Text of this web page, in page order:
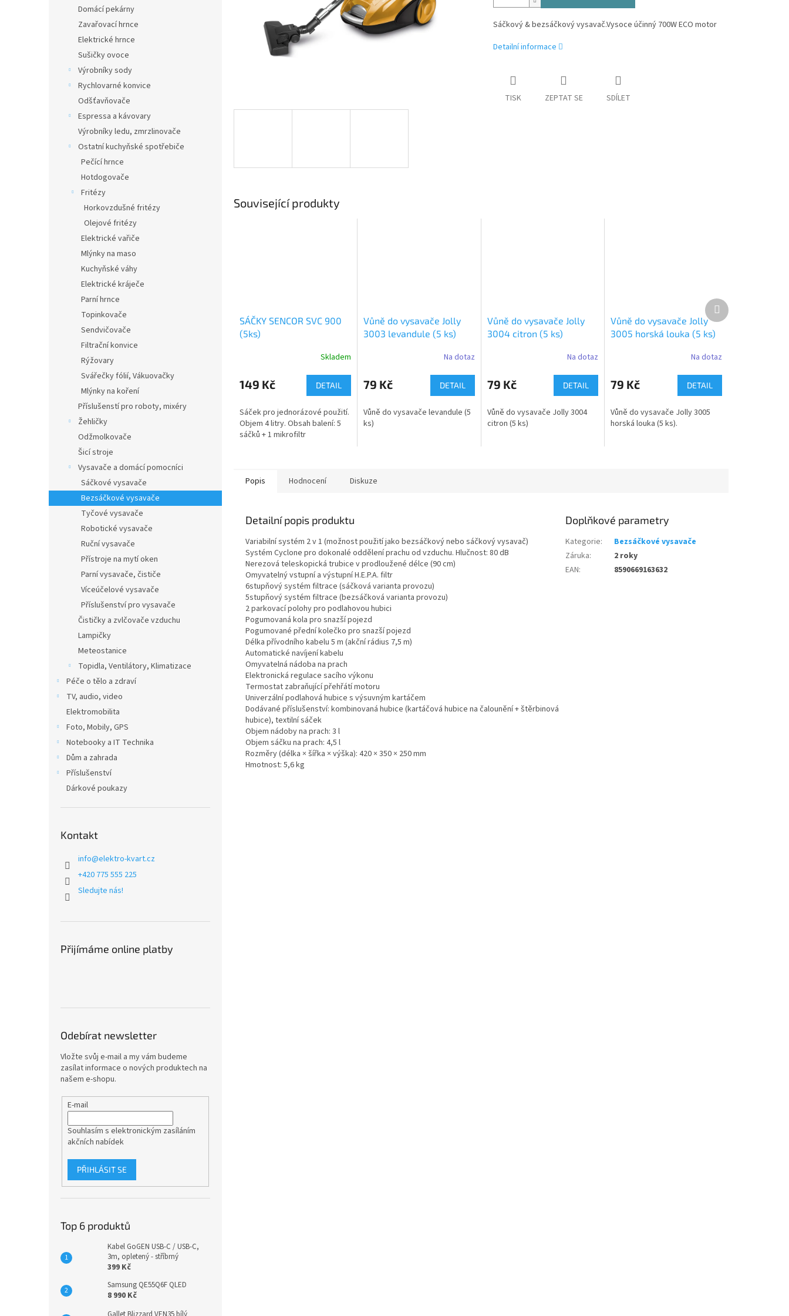
Domácí pekárny
Zavařovací hrnce
Elektrické hrnce
Sušičky ovoce
Výrobníky sody
Rychlovarné konvice
Odšťavňovače
Espressa a kávovary
Výrobníky ledu, zmrzlinovače
Ostatní kuchyňské spotřebiče
Pečící hrnce
Hotdogovače
Fritézy
Horkovzdušné fritézy
Olejové fritézy
Elektrické vařiče
Mlýnky na maso
Kuchyňské váhy
Elektrické kráječe
Parní hrnce
Topinkovače
Sendvičovače
Filtrační konvice
Rýžovary
Svářečky fólií, Vákuovačky
Mlýnky na koření
Příslušenstí pro roboty, mixéry
Žehličky
Odžmolkovače
Šicí stroje
Vysavače a domácí pomocníci
Sáčkové vysavače
Bezsáčkové vysavače
Tyčové vysavače
Robotické vysavače
Ruční vysavače
Přístroje na mytí oken
Parní vysavače, čističe
Víceúčelové vysavače
Příslušenství pro vysavače
Čističky a zvlčovače vzduchu
Lampičky
Meteostanice
Topidla, Ventilátory, Klimatizace
Péče o tělo a zdraví
TV, audio, video
Elektromobilita
Foto, Mobily, GPS
Notebooky a IT Technika
Dům a zahrada
Příslušenství
Dárkové poukazy
Kontakt
info@elektro-kvart.cz
+420 775 555 225
Sledujte nás!
Přijímáme online platby
Odebírat newsletter
Vložte svůj e-mail a my vám budeme
zasílat informace o nových produktech na
našem e-shopu.
E-mail
Souhlasím s elektronickým zasíláním
akčních nabídek
PŘIHLÁSIT SE
Top 6 produktů
Kabel GoGEN USB-C / USB-C,
3m, opletený - stříbrný
399 Kč
Samsung QE55Q6F QLED
8 990 Kč
Sáčkový & bezsáčkový vysavač.Vysoce účinný 700W ECO motor
Detailní informace
TISK ZEPTAT SE SDÍLET
Související produkty
SÁČKY SENCOR SVC 900
(5ks)
Skladem
149 Kč DETAIL
Sáček pro jednorázové použití.
Objem 4 litry. Obsah balení: 5
sáčků + 1 mikrofiltr
Vůně do vysavače Jolly
3003 levandule (5 ks)
Na dotaz
79 Kč DETAIL
Vůně do vysavače levandule (5
ks)
Vůně do vysavače Jolly
3004 citron (5 ks)
Na dotaz
79 Kč DETAIL
Vůně do vysavače Jolly 3004
citron (5 ks)
Vůně do vysavače Jolly
3005 horská louka (5 ks)
Na dotaz
79 Kč DETAIL
Vůně do vysavače Jolly 3005
horská louka (5 ks).
Další
produkt
Popis Hodnocení Diskuze
Detailní popis produktu
Variabilní systém 2 v 1 (možnost použití jako bezsáčkový nebo sáčkový vysavač)
Systém Cyclone pro dokonalé oddělení prachu od vzduchu. Hlučnost: 80 dB
Nerezová teleskopická trubice v prodloužené délce (90 cm)
Omyvatelný vstupní a výstupní H.E.P.A. filtr
6stupňový systém filtrace (sáčková varianta provozu)
5stupňový systém filtrace (bezsáčková varianta provozu)
2 parkovací polohy pro podlahovou hubici
Pogumovaná kola pro snazší pojezd
Pogumované přední kolečko pro snazší pojezd
Délka přívodního kabelu 5 m (akční rádius 7,5 m)
Automatické navíjení kabelu
Omyvatelná nádoba na prach
Elektronická regulace sacího výkonu
Termostat zabraňující přehřátí motoru
Univerzální podlahová hubice s výsuvným kartáčem
Dodávané příslušenství: kombinovaná hubice (kartáčová hubice na čalounění + štěrbinová
hubice), textilní sáček
Objem nádoby na prach: 3 l
Objem sáčku na prach: 4,5 l
Rozměry (délka × šířka × výška): 420 × 350 × 250 mm
Hmotnost: 5,6 kg
Doplňkové parametry
Kategorie:
Bezsáčkové vysavače
Záruka:
2 roky
EAN: 8590669163632